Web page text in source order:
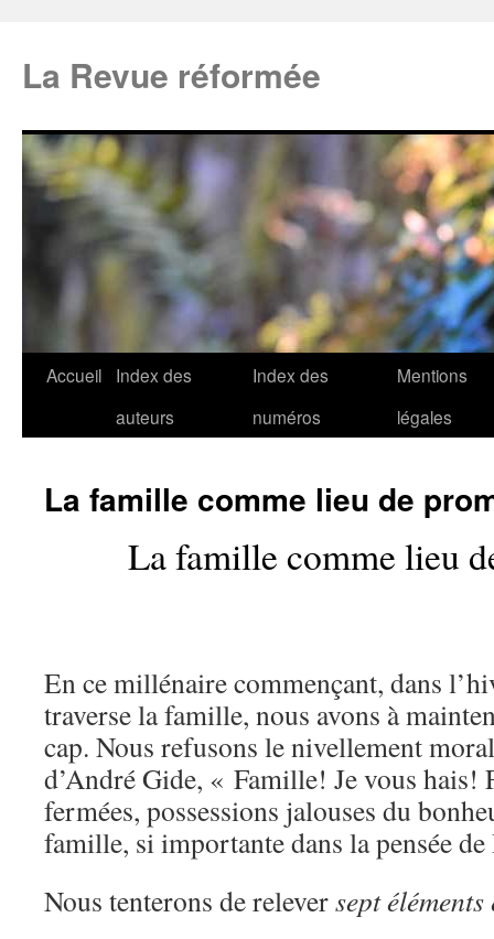
La Revue réformée
Accueil
Index des
auteurs
Index des
numéros
Mentions
légales
La famille comme lieu de
La famille comme lieu
En ce millénaire commençant, dans
traverse la famille, nous avons à
cap. Nous refusons le nivellement
d’André Gide, « Famille! Je vous hais!
fermées, possessions jalouses du
famille, si importante dans la pensée
Nous tenterons de releversept éléments